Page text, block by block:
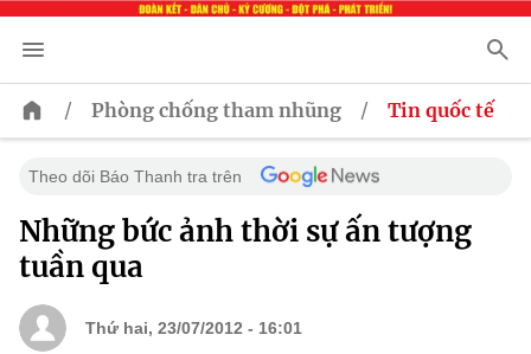
/ Phòng chống tham nhũng / Tin quốc tế
Theo dõi Báo Thanh tra trên
Những bức ảnh thời sự ấn tượng
tuần qua
Thứ hai, 23/07/2012 - 16:01